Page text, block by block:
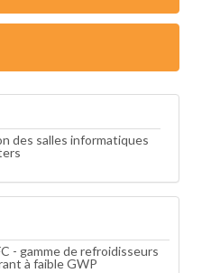
des salles informatiques
- gamme de refroidisseurs
à faible GWP